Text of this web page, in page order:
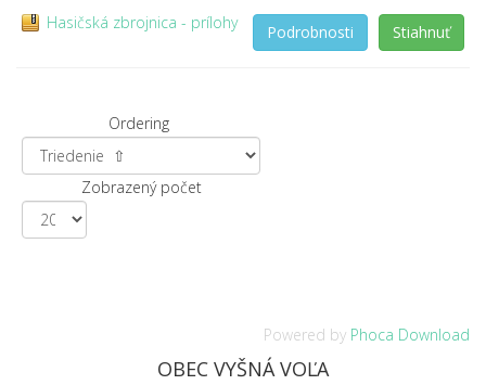
Hasičská zbrojnica - prílohy Stiahnuť
Podrobnosti
Ordering
Zobrazený počet
Powered by Phoca Download
OBEC VYŠNÁ VOĽA